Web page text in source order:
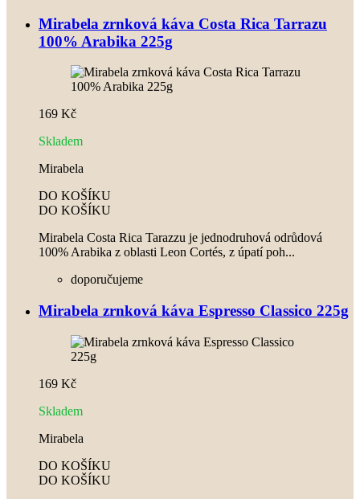
Mirabela zrnková káva Costa Rica Tarrazu
100% Arabika 225g
169 Kč
Skladem
Mirabela
DO KOŠÍKU
DO KOŠÍKU
Mirabela Costa Rica Tarazzu je jednodruhová odrůdová
100% Arabika z oblasti Leon Cortés, z úpatí poh...
doporučujeme
Mirabela zrnková káva Espresso Classico 225g
169 Kč
Skladem
Mirabela
DO KOŠÍKU
DO KOŠÍKU